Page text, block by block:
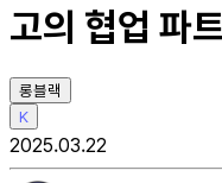
고의 협업 파
롱블랙
K
2025.03.22